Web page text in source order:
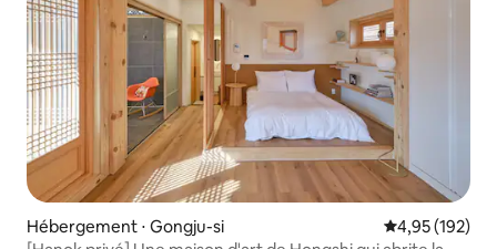
Hébergement ⋅ Gongju-si Évaluation
4,95 (192)